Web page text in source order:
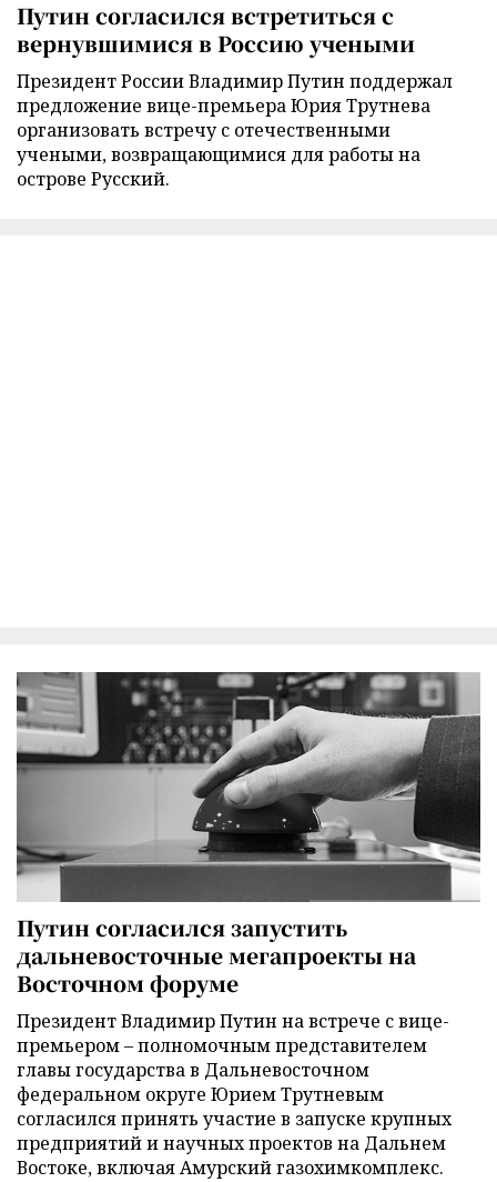
Путин согласился встретиться с
вернувшимися в Россию учеными
Президент России Владимир Путин поддержал
предложение вице-премьера Юрия Трутнева
организовать встречу с отечественными
учеными, возвращающимися для работы на
острове Русский.
Путин согласился запустить
дальневосточные мегапроекты на
Восточном форуме
Президент Владимир Путин на встрече с вице-
премьером – полномочным представителем
главы государства в Дальневосточном
федеральном округе Юрием Трутневым
согласился принять участие в запуске крупных
предприятий и научных проектов на Дальнем
Востоке, включая Амурский газохимкомплекс.